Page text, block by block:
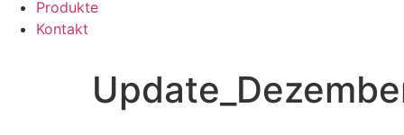
Produkte
Kontakt